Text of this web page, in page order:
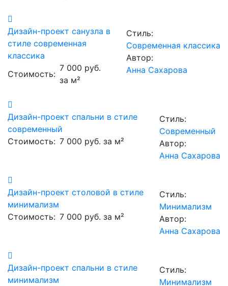
Дизайн-проект санузла в
стиле современная
классика
Стоимость:
7 000 руб.
за м²
Стиль:
Современная классика
Автор:
Анна Сахарова
Дизайн-проект спальни в стиле
современный
Стоимость: 7 000 руб. за м²
Стиль:
Современный
Автор:
Анна Сахарова
Дизайн-проект столовой в стиле
минимализм
Стоимость: 7 000 руб. за м²
Стиль:
Минимализм
Автор:
Анна Сахарова
Дизайн-проект спальни в стиле
минимализм
Стиль:
Минимализм